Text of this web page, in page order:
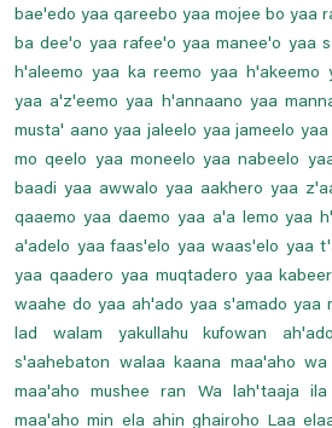
bae'edo yaa qareebo yaa mojee bo yaa
ba dee'o yaa rafee'o yaa manee'o yaa
h'aleemo yaa ka reemo yaa h'akeemo
yaa a'z'eemo yaa h'annaano yaa
musta' aano yaa jaleelo yaa jameelo
mo qeelo yaa moneelo yaa nabeelo
baadi yaa awwalo yaa aakhero yaa
qaaemo yaa daemo yaa a'a lemo yaa
a'adelo yaa faas'elo yaa waas'elo yaa
yaa qaadero yaa muqtadero yaa
waahe do yaa ah'ado yaa s'amado yaa
lad walam yakullahu kufowan
s'aahebaton walaa kaana maa'aho
maa'aho mushee ran Wa lah'taaja
maa'aho min ela ahin ghairoho Laa